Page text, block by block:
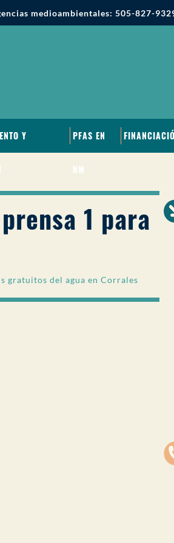
medioambientales: 505-827-
Y PFAS EN
NM
1 para
gratuitos del agua en Corrales